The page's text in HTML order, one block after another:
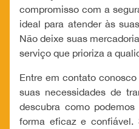
compromisso com a
ideal para atender às
Não deixe suas
serviço que prioriza a
Entre em contato
suas necessidades de
descubra como
forma eficaz e confiável.